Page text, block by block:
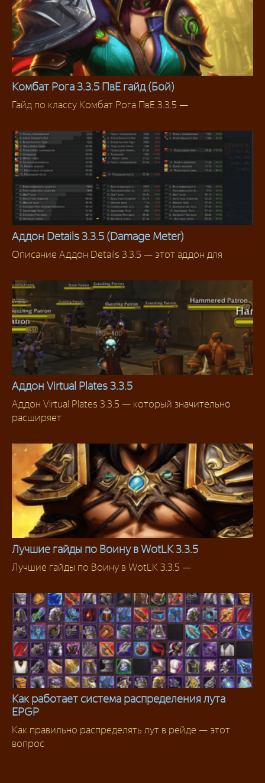
Разбойник
Комбат Рога 3.3.5 ПвЕ гайд (Бой)
Гайд по классу Комбат Рога ПвЕ 3.3.5 —
Аддоны 3.3.5
Аддон Details 3.3.5 (Damage Meter)
Описание Аддон Details 3.3.5 — этот аддон для
Аддоны 3.3.5
Аддон Virtual Plates 3.3.5
Аддон Virtual Plates 3.3.5 — который значительно
расширяет
Гайды
Лучшие гайды по Воину в WotLK 3.3.5
Лучшие гайды по Воину в WotLK 3.3.5 —
Как работает система распределения лута
EPGP
Как правильно распределять лут в рейде — этот
вопрос